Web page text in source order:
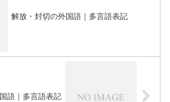
解放・封切の外国語｜多言語表記
語｜多言語表記